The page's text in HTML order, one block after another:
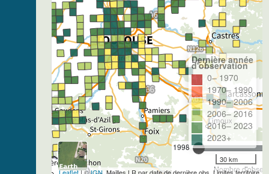
1998
Nombre
Dernière année
d'observation
0– 1970
1970– 1990
1990– 2006
2006– 2016
2016– 2023
2023+
30 km